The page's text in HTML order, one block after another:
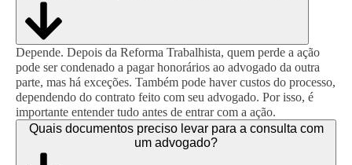
Depende. Depois da Reforma Trabalhista, quem perde a ação
pode ser condenado a pagar honorários ao advogado da outra
parte, mas há exceções. Também pode haver custos do processo,
dependendo do contrato feito com seu advogado. Por isso, é
importante entender tudo antes de entrar com a ação.
Quais documentos preciso levar para a consulta com
um advogado?